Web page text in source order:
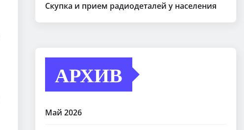
Скупка и прием радиодеталей у населения
АРХИВ
Май 2026